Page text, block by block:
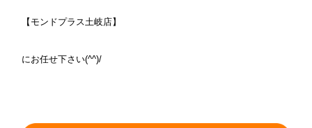
【モンドプラス土岐店】
にお任せ下さい(^^)/